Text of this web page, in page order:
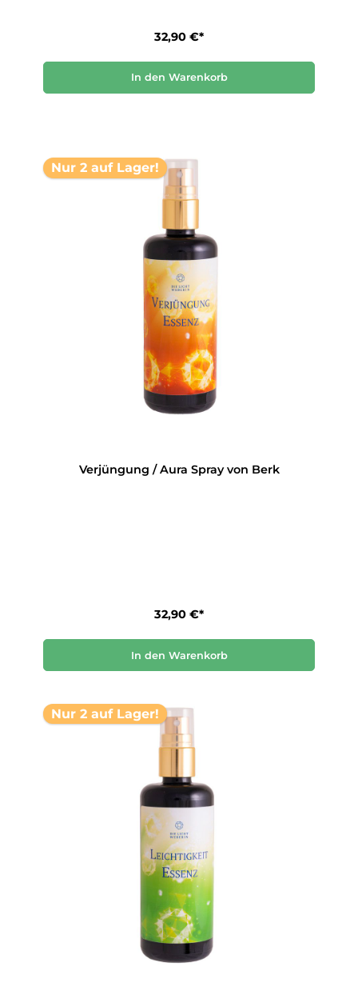
32,90 €*
In den Warenkorb
Nur 2 auf Lager!
Verjüngung / Aura Spray von Berk
32,90 €*
In den Warenkorb
Nur 2 auf Lager!